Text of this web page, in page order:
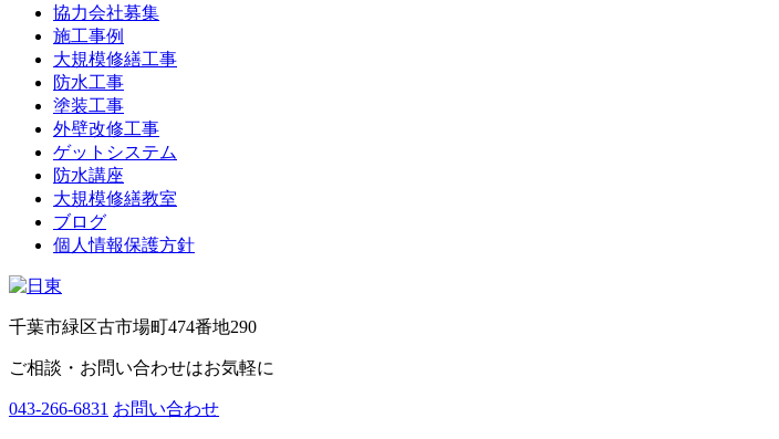
協力会社募集
施工事例
大規模修繕工事
防水工事
塗装工事
外壁改修工事
ゲットシステム
防水講座
大規模修繕教室
ブログ
個人情報保護方針
千葉市緑区古市場町474番地290
ご相談・お問い合わせはお気軽に
043-266-6831 お問い合わせ